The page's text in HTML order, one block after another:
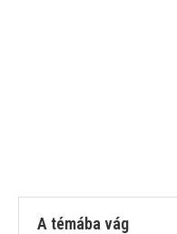
A témába vág